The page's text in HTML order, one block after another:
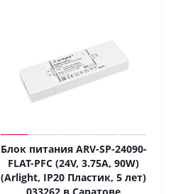
Блок питания ARV-SP-24090-
FLAT-PFC (24V, 3.75A, 90W)
(Arlight, IP20 Пластик, 5 лет)